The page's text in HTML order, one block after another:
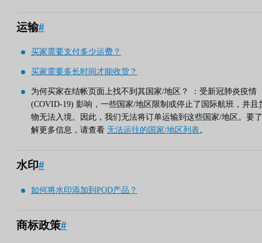
运输#
买家需要支付多少运费？
买家需要多长时间才能收货？
为何买家在结帐页面上找不到其国家/地区？ ：受新冠肺炎疫情
(COVID-19) 影响，一些国家/地区限制或停止了国际航班，并且
物无法入境。因此，我们无法将订单运输到这些国家/地区。要了
解更多信息，请查看 无法运往的国家/地区列表。
水印#
如何将水印添加到POD产品？
商标政策#